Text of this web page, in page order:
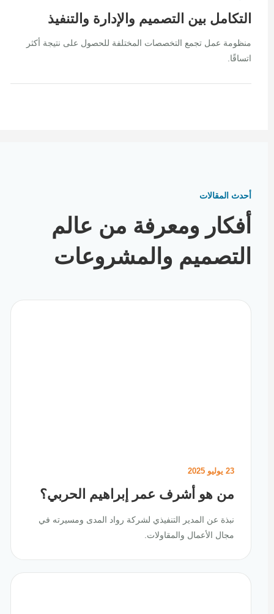
التكامل بين التصميم والإدارة والتنفيذ
منظومة عمل تجمع التخصصات المختلفة للحصول على نتيجة أكثر
اتساقًا.
أحدث المقالات
أفكار ومعرفة من عالم
التصميم والمشروعات
23 يوليو 2025
من هو أشرف عمر إبراهيم الحربي؟
نبذة عن المدير التنفيذي لشركة رواد المدى ومسيرته في
مجال الأعمال والمقاولات.